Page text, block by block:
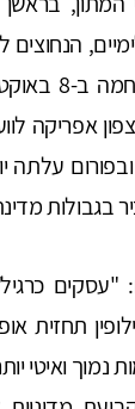
הנחוצים
כל מדינה
אפריקה
בגבולות
"עסקים
תחזית